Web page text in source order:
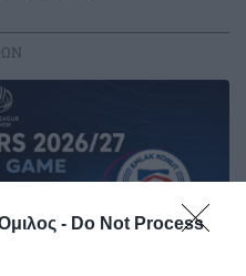
- Do Not Process